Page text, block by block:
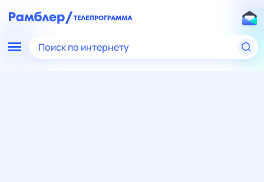
Поиск по интернету